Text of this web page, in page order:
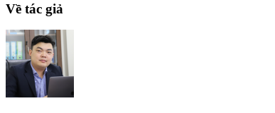
Về tác giả